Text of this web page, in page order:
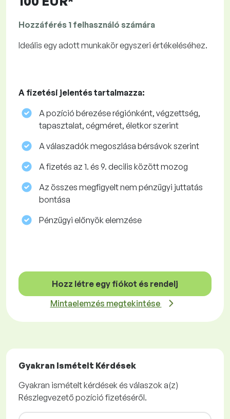
Hozzáférés 1 felhasználó számára
Ideális egy adott munkakör egyszeri értékeléséhez.
A fizetési jelentés tartalmazza:
A pozíció bérezése régiónként, végzettség,
tapasztalat, cégméret, életkor szerint
A válaszadók megoszlása ​​bérsávok szerint
A fizetés az 1. és 9. decilis között mozog
Az összes megfigyelt nem pénzügyi juttatás
bontása
Pénzügyi előnyök elemzése
Hozz létre egy fiókot és rendelj
Mintaelemzés megtekintése
Gyakran Ismételt Kérdések
Gyakran ismételt kérdések és válaszok a(z)
Részlegvezető pozíció fizetéséről.